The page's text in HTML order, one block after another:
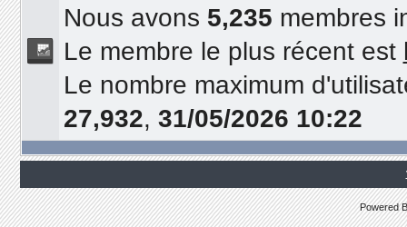
Nous avons 5,235 membres
Le membre le plus récent est
Le nombre maximum
27,932, 31/05/2026 10:22
Powered